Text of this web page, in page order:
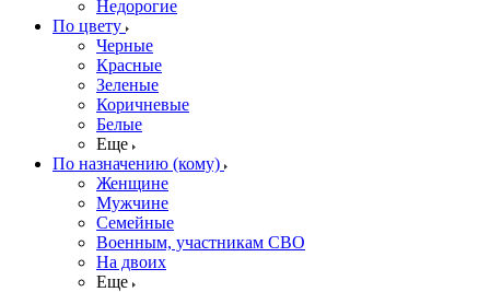
Недорогие
По цвету
Черные
Красные
Зеленые
Коричневые
Белые
Еще
По назначению (кому)
Женщине
Мужчине
Семейные
Военным, участникам СВО
На двоих
Еще